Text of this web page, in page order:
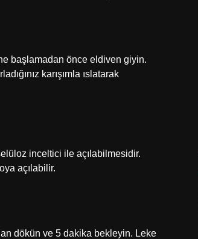
başlamadan önce eldiven giyin.
karışımla ıslatarak
inceltici ile açılabilmesidir.
açılabilir.
dökün ve 5 dakika bekleyin. Leke